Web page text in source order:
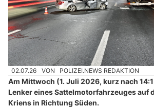
02.07.26 VON POLIZEI.NEWS REDAKTION
Am Mittwoch (1. Juli 2026, kurz nach
Lenker eines Sattelmotorfahrzeuges auf
Kriens in Richtung Süden.